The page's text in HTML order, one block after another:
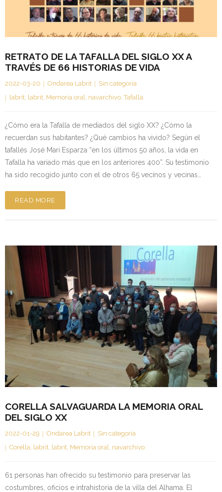
Kontaktua | Contacto
RETRATO DE LA TAFALLA DEL SIGLO XX A
TRAVÉS DE 66 HISTORIAS DE VIDA
2022-03-20 Ondarea Labrit
Sin categoría
labrit, labrit, Memoria oral, navarchivo,Tafalla
¿Cómo era la Tafalla de mediados del siglo XX? ¿Cómo la
recuerdan sus habitantes? ¿Qué cambios ha vivido? Según el
tafallés José Mari Esparza “en los últimos 50 años, la vida en
Tafalla ha variado más que en los anteriores 400”. Su testimonio
ha sido recogido junto con el de otros 65 vecinos y vecinas…
READ MORE
CORELLA SALVAGUARDA LA MEMORIA ORAL
DEL SIGLO XX
2022-01-29 Ondarea Labrit
Sin categoría
Corella labrit labrit Memoria oral navarchivo
61 personas han ofrecido su testimonio para preservar las
costumbres, oficios e intrahistoria de la villa del Alhama. El